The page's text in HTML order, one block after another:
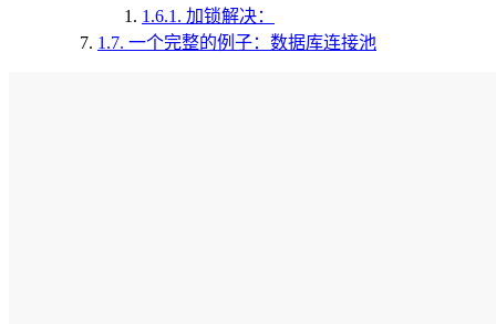
1.6.1. 加锁解决：
1.7. 一个完整的例子：数据库连接池